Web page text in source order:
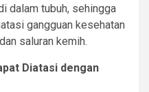
dalam tubuh, sehingga
gangguan kesehatan
saluran kemih.
Diatasi dengan